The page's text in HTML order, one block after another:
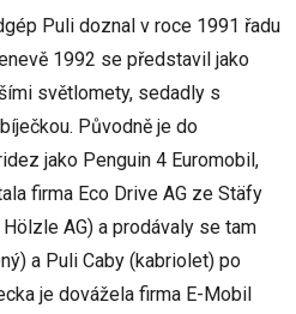
Puli doznal v roce 1991 řadu
1992 se představil jako
světlomety, sedadly s
Původně je do
jako Penguin 4 Euromobil,
firma Eco Drive AG ze Stäfy
AG) a prodávaly se tam
a Puli Caby (kabriolet) po
je dovážela firma E-Mobil